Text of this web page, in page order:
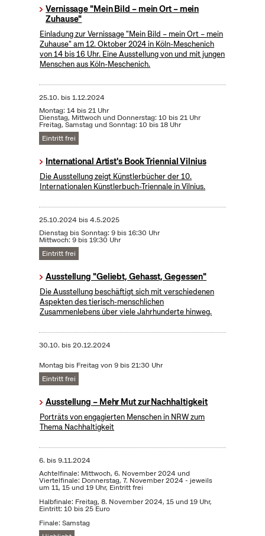
Vernissage "Mein Bild – mein Ort – mein
Zuhause"
Einladung zur Vernissage "Mein Bild – mein Ort – mein
Zuhause" am 12. Oktober 2024 in Köln-Meschenich
von 14 bis 16 Uhr. Eine Ausstellung von und mit jungen
Menschen aus Köln-Meschenich.
25.10. bis1.12.2024
Montag: 14 bis 21 Uhr
Dienstag, Mittwoch und Donnerstag: 10 bis 21 Uhr
Freitag, Samstag und Sonntag: 10 bis 18 Uhr
Eintritt frei
International Artist's Book Triennial Vilnius
Die Ausstellung zeigt Künstlerbücher der 10.
Internationalen Künstlerbuch-Triennale in Vilnius.
25.10.2024 bis4.5.2025
Dienstag bis Sonntag: 9 bis 16:30 Uhr
Mittwoch: 9 bis 19:30 Uhr
Eintritt frei
Ausstellung "Geliebt, Gehasst, Gegessen"
Die Ausstellung beschäftigt sich mit verschiedenen
Aspekten des tierisch-menschlichen
Zusammenlebens über viele Jahrhunderte hinweg.
30.10. bis20.12.2024
Montag bis Freitag von 9 bis 21:30 Uhr
Eintritt frei
Ausstellung – Mehr Mut zur Nachhaltigkeit
Porträts von engagierten Menschen in NRW zum
Thema Nachhaltigkeit
6. bis9.11.2024
Achtelfinale: Mittwoch, 6. November 2024 und
Viertelfinale: Donnerstag, 7. November 2024 - jeweils
um 11, 15 und 19 Uhr, Eintritt frei
Halbfinale: Freitag, 8. November 2024, 15 und 19 Uhr,
Eintritt: 10 bis 25 Euro
Finale: Samstag